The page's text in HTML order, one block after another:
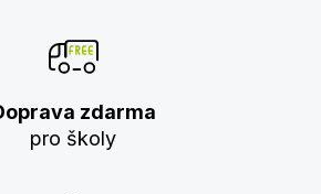
zdarma
pro školy